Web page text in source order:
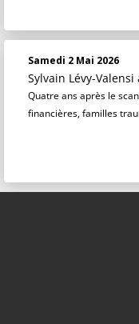
Samedi 2 Mai 2026
Sylvain Lévy-Valensi
Quatre ans après le
financières, familles